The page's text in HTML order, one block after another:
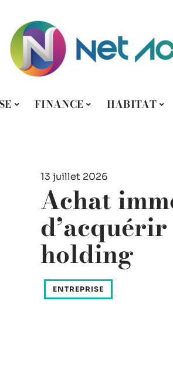
FINANCE HABITAT
13 juillet 2026
Achat
holding
ENTREPRISE